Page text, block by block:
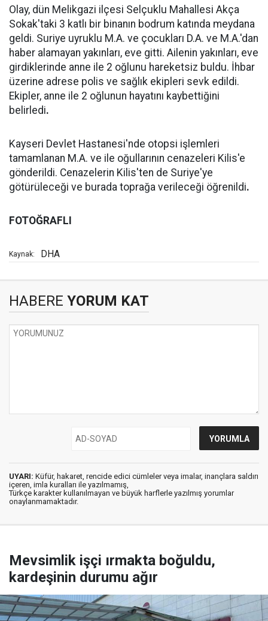
Olay, dün Melikgazi ilçesi Selçuklu Mahallesi Akça
Sokak'taki 3 katlı bir binanın bodrum katında meydana
geldi. Suriye uyruklu M.A. ve çocukları D.A. ve M.A.'dan
haber alamayan yakınları, eve gitti. Ailenin yakınları, eve
girdiklerinde anne ile 2 oğlunu hareketsiz buldu. İhbar
üzerine adrese polis ve sağlık ekipleri sevk edildi.
Ekipler, anne ile 2 oğlunun hayatını kaybettiğini
belirledi.
Kayseri Devlet Hastanesi'nde otopsi işlemleri
tamamlanan M.A. ve ile oğullarının cenazeleri Kilis'e
gönderildi. Cenazelerin Kilis'ten de Suriye'ye
götürüleceği ve burada toprağa verileceği öğrenildi.
FOTOĞRAFLI
Kaynak: DHA
HABERE YORUM KAT
UYARI: Küfür, hakaret, rencide edici cümleler veya imalar, inançlara saldırı
içeren, imla kuralları ile yazılmamış,
Türkçe karakter kullanılmayan ve büyük harflerle yazılmış yorumlar
onaylanmamaktadır.
Mevsimlik işçi ırmakta boğuldu,
kardeşinin durumu ağır